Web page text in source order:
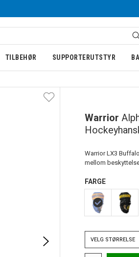
TILBEHØR SUPPORTERUTSTYR
Warrior
Warrior LX3
mellom
FARGE
VELG STØRRELSE